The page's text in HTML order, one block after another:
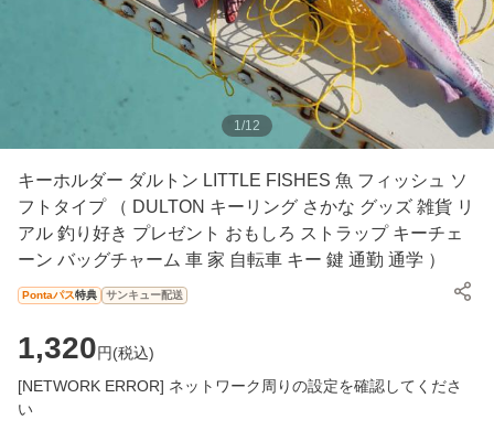
1 /12
キーホルダー ダルトン LITTLE FISHES 魚 フィッシュ ソ
フトタイプ （ DULTON キーリング さかな グッズ 雑貨 リ
アル 釣り好き プレゼント おもしろ ストラップ キーチェ
ーン バッグチャーム 車 家 自転車 キー 鍵 通勤 通学 ）
Pontaパス特典 サンキュー配送
1,320円(税込)
[NETWORK ERROR] ネットワーク周りの設定を確認してくださ
い